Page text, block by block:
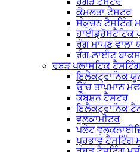
ਕੋਮਲਤਾ ਟੈਸਟਰ
ਸੰਕੁਚਨ ਟੈਸਟਿੰਗ
ਹਾਈਡ੍ਰੋਸਟੈਟਿਕ
ਰੰਗ ਮਾਪਣ ਵਾਲਾ
ਰੰਗ-ਲਾਈਟ ਬਾਕਸ
ਰਬੜ ਪਲਾਸਟਿਕ
ਇਲੈਕਟ੍ਰਾਨਿਕ
ਉੱਚ ਤਾਪਮਾਨ
ਕੰਬਸ਼ਨ ਟੈਸਟਰ
ਇਲੈਕਟ੍ਰਾਨਿਕ
ਵੁਲਕਾਮੀਟਰ
ਪਲੇਟ
ਪ੍ਰਭਾਵ ਟੈਸਟਿੰਗ